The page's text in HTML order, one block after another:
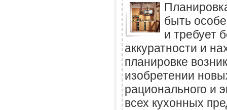
быть
и требует
аккуратности и
планировке
изобретении
рационального и
всех кухонных